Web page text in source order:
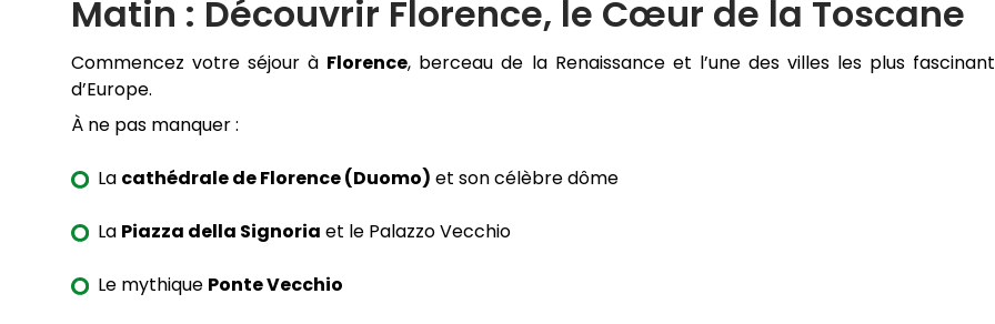
Matin : Découvrir Florence, le Cœur de la Toscane
Commencez votre séjour à Florence, berceau de la Renaissance et l’une des villes les plus
d’Europe.
À ne pas manquer :
La cathédrale de Florence (Duomo) et son célèbre dôme
La Piazza della Signoria et le Palazzo Vecchio
Le mythique Ponte Vecchio